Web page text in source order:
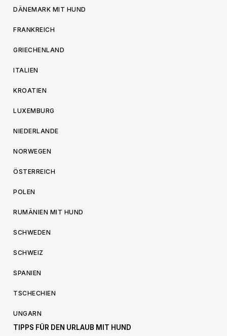
DÄNEMARK MIT HUND
FRANKREICH
GRIECHENLAND
ITALIEN
KROATIEN
LUXEMBURG
NIEDERLANDE
NORWEGEN
ÖSTERREICH
POLEN
RUMÄNIEN MIT HUND
SCHWEDEN
SCHWEIZ
SPANIEN
TSCHECHIEN
UNGARN
TIPPS FÜR DEN URLAUB MIT HUND